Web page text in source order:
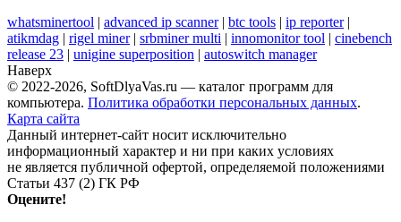
whatsminertool | advanced ip scanner| btc tools | ip reporter|
atikmdag | rigel miner| srbminer multi | innomonitor tool | cinebench
release 23 | unigine superposition | autoswitch manager
Наверх
© 2022-2026, SoftDlyaVas.ru — каталог программ для
компьютера. Политика обработки персональных данных.
Карта сайта
Данный интернет-сайт носит исключительно
информационный характер и ни при каких условиях
не является публичной офертой, определяемой положениями
Статьи 437 (2) ГК РФ
Оцените!